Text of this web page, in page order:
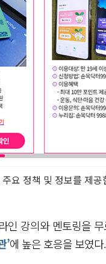
요 정책 및 정보를 제공
인 강의와 멘토링을
’에 높은 호응을 보였다.